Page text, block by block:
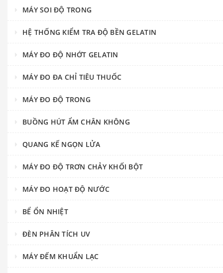
MÁY SOI ĐỘ TRONG
HỆ THỐNG KIỂM TRA ĐỘ BỀN GELATIN
MÁY ĐO ĐỘ NHỚT GELATIN
MÁY ĐO ĐA CHỈ TIÊU THUỐC
MÁY ĐO ĐỘ TRONG
BUỒNG HÚT ẨM CHÂN KHÔNG
QUANG KẾ NGỌN LỬA
MÁY ĐO ĐỘ TRƠN CHẢY KHỐI BỘT
MÁY ĐO HOẠT ĐỘ NƯỚC
BỂ ỔN NHIỆT
ĐÈN PHÂN TÍCH UV
MÁY ĐẾM KHUẨN LẠC